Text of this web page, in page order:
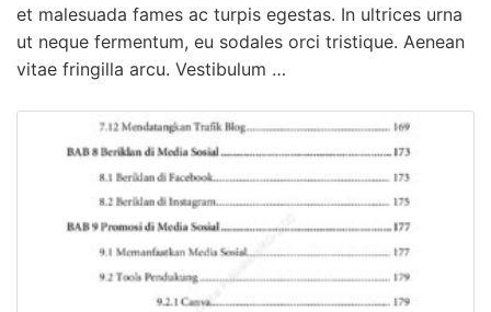
et malesuada fames ac turpis egestas. In ultrices urna
ut neque fermentum, eu sodales orci tristique. Aenean
vitae fringilla arcu. Vestibulum …